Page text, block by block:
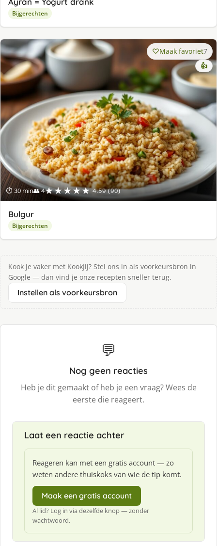
Bijgerechten
⏱ 30 min👥 4★★★★★ 4.59 (90)
Maak favoriet7
👍
Bulgur
Bijgerechten
Kook je vaker met KookJij? Stel ons in als voorkeursbron in
Google — dan vind je onze recepten sneller terug.
Instellen als voorkeursbron
💬
Nog geen reacties
Heb je dit gemaakt of heb je een vraag? Wees de
eerste die reageert.
Laat een reactie achter
Reageren kan met een gratis account — zo
weten andere thuiskoks van wie de tip komt.
Maak een gratis account
Al lid? Log in via dezelfde knop — zonder
wachtwoord.